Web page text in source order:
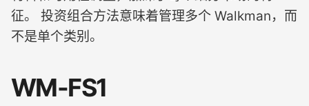
征。 投资组合方法意味着管理多个 Walkman，而
不是单个类别。
WM-FS1